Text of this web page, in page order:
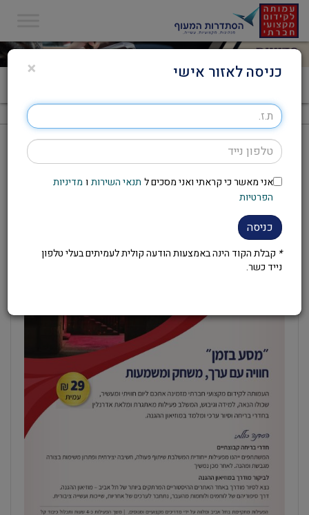
סדנת "מסע בזמן"
להזמנת הסדנה יש לפנות לועד
העובדים במקום העבודה
× כניסה לאזור אישי
אני מאשר כי קראתי ואני מסכים ל תנאי השירות ו מדיניות
הפרטיות
כניסה
* קבלת הקוד הינה באמצעות הודעה קולית לעמיתים בעלי טלפון
נייד כשר.